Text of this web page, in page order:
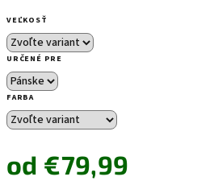
VEĽKOSŤ
URČENÉ PRE
FARBA
od €79,99